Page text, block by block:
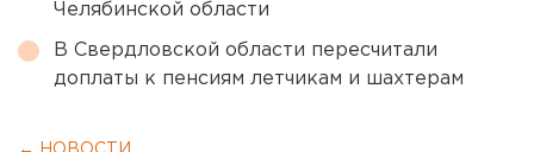
Челябинской области
В Свердловской области пересчитали
доплаты к пенсиям летчикам и шахтерам